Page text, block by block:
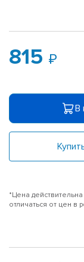
815
В
*Цена
отличаться от цен в